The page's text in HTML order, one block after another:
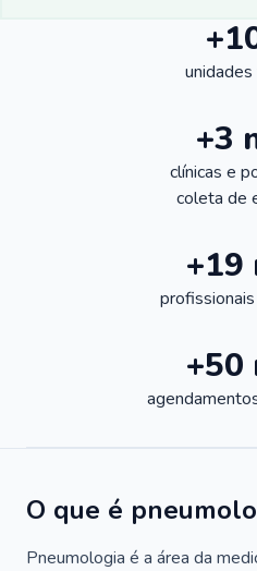
unidades
+3
clínicas e
coleta de
+19
+50
O que é
Pneumologia é a área da